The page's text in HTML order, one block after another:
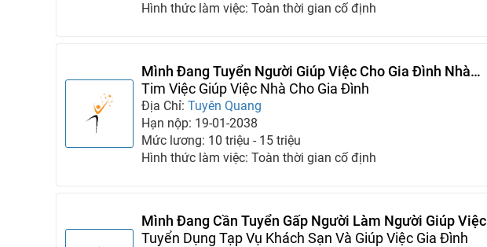
Hình thức làm việc: Toàn thời gian cố định
Mình Đang Tuyển Người Giúp Việc Cho Gia Đình Nhà
Mình Gấp
Tim Việc Giúp Việc Nhà Cho Gia Đình
Địa Chỉ:Tuyên Quang
Hạn nộp: 19-01-2038
Mức lương: 10 triệu - 15 triệu
Hình thức làm việc: Toàn thời gian cố định
Mình Đang Cần Tuyển Gấp Người Làm Người Giúp Việc
Cho Gia Đình
Tuyển Dụng Tạp Vụ Khách Sạn Và Giúp Việc Gia Đình